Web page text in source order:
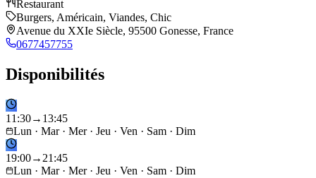
Restaurant
Burgers, Américain, Viandes, Chic
Avenue du XXIe Siècle, 95500 Gonesse, France
0677457755
Disponibilités
11 :30→ 13:45
Lun · Mar · Mer · Jeu · Ven · Sam · Dim
19:00→ 21 :45
Lun · Mar · Mer · Jeu · Ven · Sam · Dim